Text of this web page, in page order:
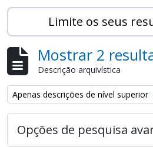
Limite os seus
Mostrar 2
Descrição arquivística
Remove filter:
Apenas descrições de nível superior
Opções de pesquisa